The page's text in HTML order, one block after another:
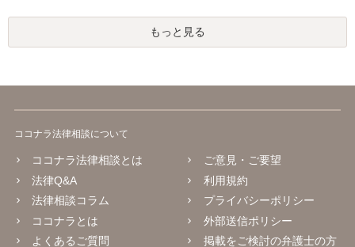
もっと見る
ココナラ法律相談について
ココナラ法律相談とは
法律Q&A
法律相談コラム
ココナラとは
よくあるご質問
ご意見・ご要望
利用規約
プライバシーポリシー
外部送信ポリシー
掲載をご検討の弁護士の方